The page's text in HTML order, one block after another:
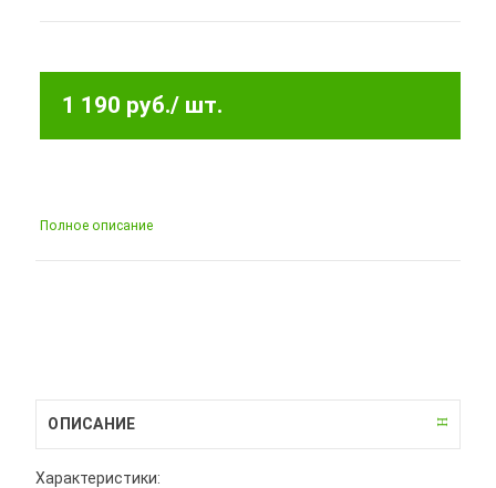
1 190 руб./ шт.
Полное описание
ОПИСАНИЕ
Характеристики: